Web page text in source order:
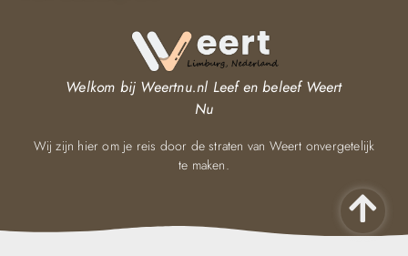
Welkom bij Weertnu.nl Leef en beleef Weert
Nu
Wij zijn hier om je reis door de straten van Weert onvergetelijk
te maken.